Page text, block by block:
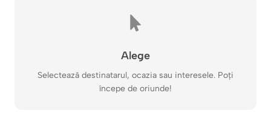
Alege
Selectează destinatarul, ocazia sau interesele. Poți
începe de oriunde!